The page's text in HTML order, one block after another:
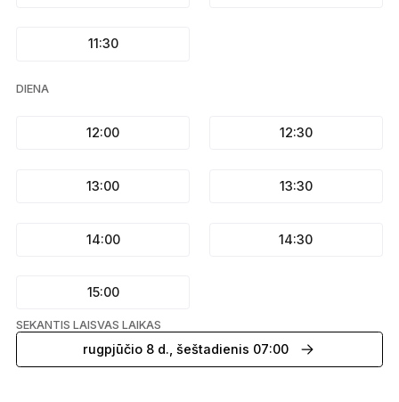
11:30
DIENA
12:00 12:30
13:00 13:30
14:00 14:30
15:00
SEKANTIS LAISVAS LAIKAS
rugpjūčio 8 d., šeštadienis 07:00